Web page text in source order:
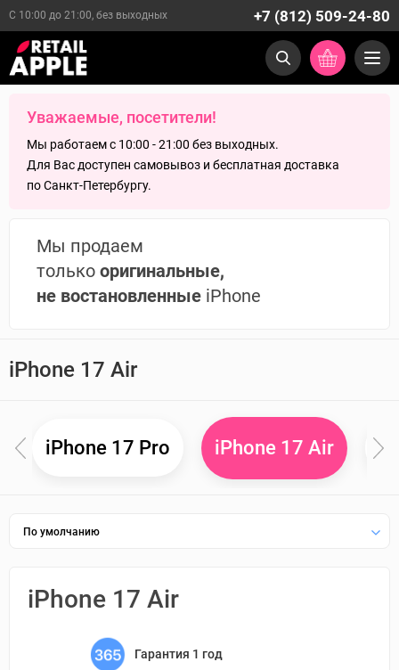
С 10:00 до 21:00, без выходных +7 (812) 509-24-80
Уважаемые, посетители!
Мы работаем с 10:00 - 21:00 без выходных.
Для Вас доступен самовывоз и бесплатная доставка
по Санкт-Петербургу.
Мы продаем
только оригинальные,
не востановленные iPhone
iPhone 17 Air
iPhone 17 Pro iPhone 17 Air
По умолчанию
iPhone 17 Air
Гарантия 1 год